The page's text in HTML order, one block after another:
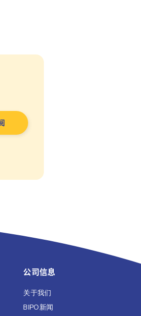
公司信息
关于我们
BIPO新闻​